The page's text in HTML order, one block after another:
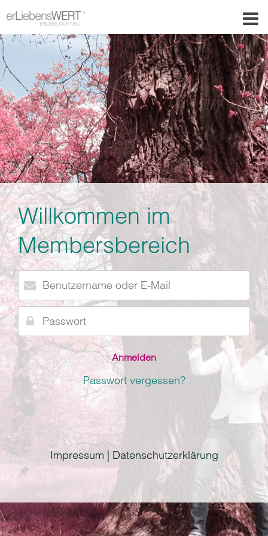
Willkommen im
Membersbereich
Benutzername
oder
E-
Mail
Passwort
Passwort vergessen?
Impressum | Datenschutzerklärung